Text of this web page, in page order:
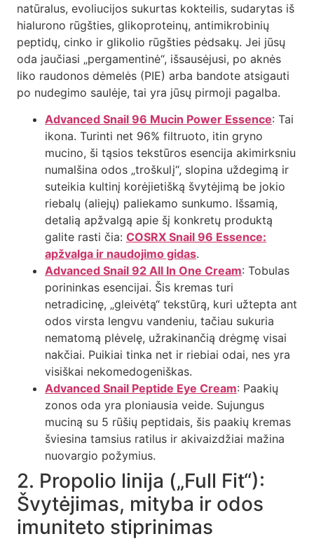
natūralus, evoliucijos sukurtas kokteilis, sudarytas iš
hialurono rūgšties, glikoproteinų, antimikrobinių
peptidų, cinko ir glikolio rūgšties pėdsakų. Jei jūsų
oda jaučiasi „pergamentinė“, išsausėjusi, po aknės
liko raudonos dėmelės (PIE) arba bandote atsigauti
po nudegimo saulėje, tai yra jūsų pirmoji pagalba.
Advanced Snail 96 Mucin Power Essence: Tai
ikona. Turinti net 96% filtruoto, itin gryno
mucino, ši tąsios tekstūros esencija akimirksniu
numalšina odos „troškulį“, slopina uždegimą ir
suteikia kultinį korėjietišką švytėjimą be jokio
riebalų (aliejų) paliekamo sunkumo. Išsamią,
detalią apžvalgą apie šį konkretų produktą
galite rasti čia: COSRX Snail 96 Essence:
apžvalga ir naudojimo gidas.
Advanced Snail 92 All In One Cream: Tobulas
porininkas esencijai. Šis kremas turi
netradicinę, „gleivėtą“ tekstūrą, kuri užtepta ant
odos virsta lengvu vandeniu, tačiau sukuria
nematomą plėvelę, užrakinančią drėgmę visai
nakčiai. Puikiai tinka net ir riebiai odai, nes yra
visiškai nekomedogeniškas.
Advanced Snail Peptide Eye Cream: Paakių
zonos oda yra ploniausia veide. Sujungus
muciną su 5 rūšių peptidais, šis paakių kremas
šviesina tamsius ratilus ir akivaizdžiai mažina
nuovargio požymius.
2. Propolio linija („Full Fit“):
Švytėjimas, mityba ir odos
imuniteto stiprinimas